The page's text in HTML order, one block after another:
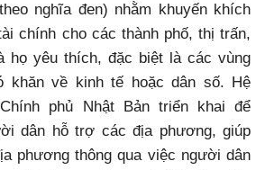
nghĩa đen) nhằm khuyến khích
chính cho các thành phố, thị trấn,
họ yêu thích, đặc biệt là các vùng
khăn về kinh tế hoặc dân số. Hệ
phủ Nhật Bản triển khai để
dân hỗ trợ các địa phương, giúp
phương thông qua việc người dân